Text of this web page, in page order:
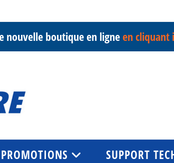
nouvelle boutique en ligneen cliquant
PROMOTIONS SUPPORT